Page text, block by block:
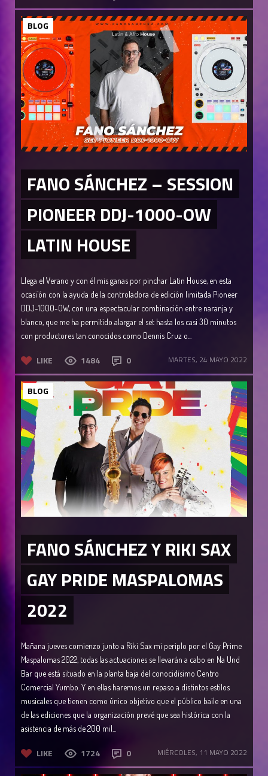
BLOG
FANO SÁNCHEZ – SESSION
PIONEER DDJ-1000-OW
LATIN HOUSE
Llega el Verano y con él mis ganas por pinchar Latin House, en esta
ocasi´ón con la ayuda de la controladora de edición limitada Pioneer
DDJ-1000-OW, con una espectacular combinación entre naranja y
blanco, que me ha permitido alargar el set hasta los casi 30 minutos
con productores tan conocidos como Dennis Cruz o...
LIKE 1484 0 MARTES, 24 MAYO 2022
BLOG
FANO SÁNCHEZ Y RIKI SAX
GAY PRIDE MASPALOMAS
2022
Mañana jueves comienzo junto a Riki Sax mi periplo por el Gay Prime
Maspalomas 2022, todas las actuaciones se llevarán a cabo en Na Und
Bar que está situado en la planta baja del conocidísimo Centro
Comercial Yumbo. Y en ellas haremos un repaso a distintos estilos
musicales que tienen como único objetivo que el público baile en una
de las ediciones que la organización prevé que sea histórica con la
asistencia de más de 200 mil...
LIKE 1724 0 MIÉRCOLES, 11 MAYO 2022